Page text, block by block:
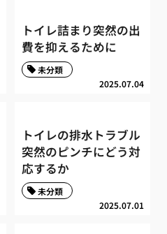
トイレ詰まり突然の出
費を抑えるために
2025.07.04
未分類
トイレの排水トラブル
突然のピンチにどう対
応するか
2025.07.01
未分類